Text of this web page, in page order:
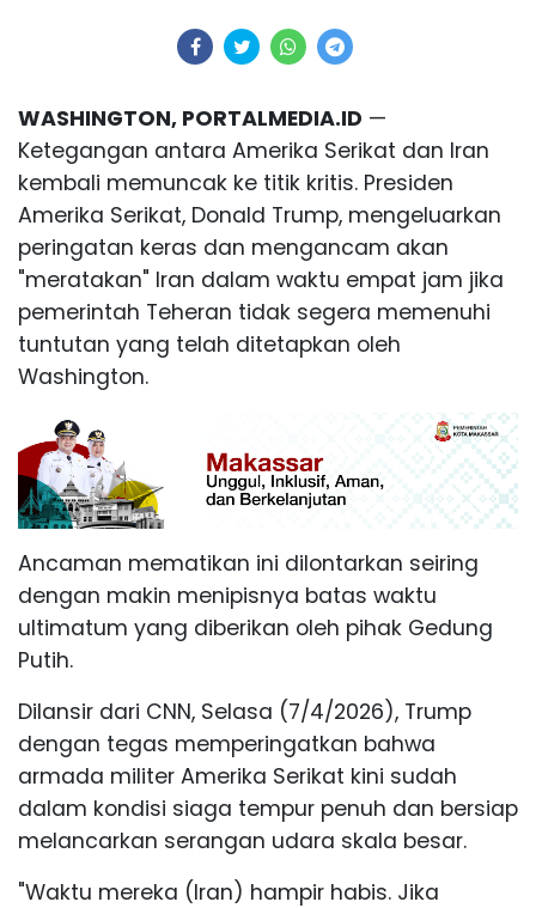
WASHINGTON, PORTALMEDIA.ID —
Ketegangan antara Amerika Serikat dan Iran
kembali memuncak ke titik kritis. Presiden
Amerika Serikat, Donald Trump, mengeluarkan
peringatan keras dan mengancam akan
"meratakan" Iran dalam waktu empat jam jika
pemerintah Teheran tidak segera memenuhi
tuntutan yang telah ditetapkan oleh
Washington.
Ancaman mematikan ini dilontarkan seiring
dengan makin menipisnya batas waktu
ultimatum yang diberikan oleh pihak Gedung
Putih.
Dilansir dari CNN, Selasa (7/4/2026), Trump
dengan tegas memperingatkan bahwa
armada militer Amerika Serikat kini sudah
dalam kondisi siaga tempur penuh dan bersiap
melancarkan serangan udara skala besar.
"Waktu mereka (Iran) hampir habis. Jika